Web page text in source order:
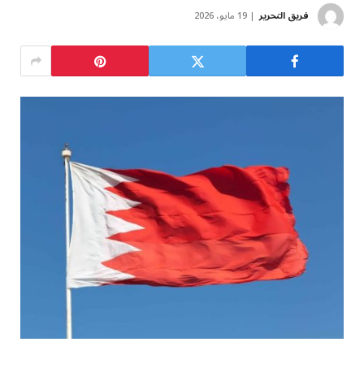
فريق التحرير 19 مايو، 2026